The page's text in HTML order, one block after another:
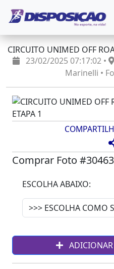
CIRCUITO UNIMED OFF
23/02/2025 07:17:02 •
Marinelli •
Comprar Foto
ESCOLHA ABAIXO: